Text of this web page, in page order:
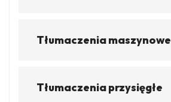
Tłumaczenia maszynowe
Tłumaczenia przysięgłe